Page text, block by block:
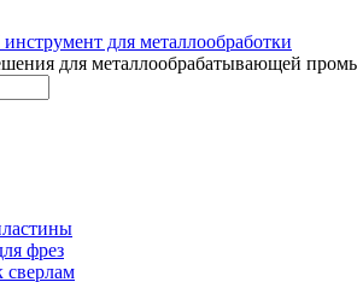
для металлообрабатывающей
фрез